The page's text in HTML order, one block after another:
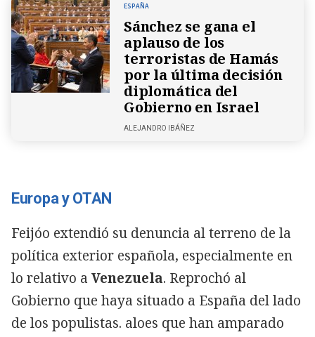
ESPAÑA
Sánchez se gana el
aplauso de los
terroristas de Hamás
por la última decisión
diplomática del
Gobierno en Israel
ALEJANDRO IBÁÑEZ
Europa y OTAN
Feijóo extendió su denuncia al terreno de la
política exterior española, especialmente en
lo relativo a Venezuela. Reprochó al
Gobierno que haya situado a España del lado
de los populistas. aloes que han amparado